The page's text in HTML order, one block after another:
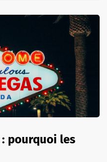
: pourquoi les